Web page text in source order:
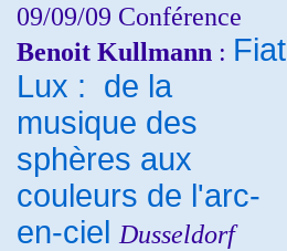
09/09/09 Conférence
Benoit Kullmann : Fiat
Lux : de la
musique des
sphères aux
couleurs de l'arc-
en-ciel Dusseldorf